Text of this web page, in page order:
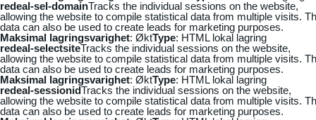
redeal-sel-domainTracks the individual sessions on the website,
allowing the website to compile statistical data from multiple visits.
data can also be used to create leads for marketing purposes.
Maksimal lagringsvarighet: ØktType: HTML lokal lagring
redeal-selectsiteTracks the individual sessions on the website,
allowing the website to compile statistical data from multiple visits.
data can also be used to create leads for marketing purposes.
Maksimal lagringsvarighet: ØktType: HTML lokal lagring
redeal-sessionidTracks the individual sessions on the website,
allowing the website to compile statistical data from multiple visits.
data can also be used to create leads for marketing purposes.